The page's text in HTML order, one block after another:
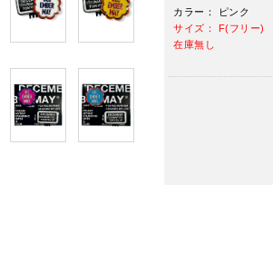
カラー： ピンク
サイズ： F(フリー)
在庫無し